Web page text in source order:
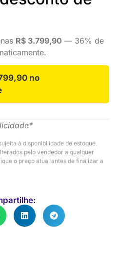
R$ 3.799,90 — 36% de
no
à disponibilidade de estoque.
pelo vendedor a qualquer
o preço atual antes de finalizar a